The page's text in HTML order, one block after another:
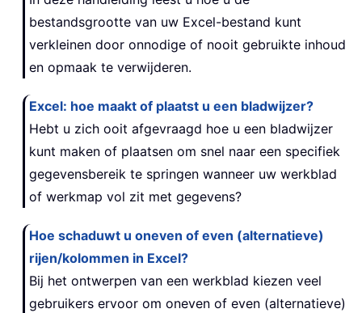
bestandsgrootte van uw Excel-bestand kunt
verkleinen door onnodige of nooit gebruikte inhoud
en opmaak te verwijderen.
Excel: hoe maakt of plaatst u een bladwijzer?
Hebt u zich ooit afgevraagd hoe u een bladwijzer
kunt maken of plaatsen om snel naar een specifiek
gegevensbereik te springen wanneer uw werkblad
of werkmap vol zit met gegevens?
Hoe schaduwt u oneven of even (alternatieve)
rijen/kolommen in Excel?
Bij het ontwerpen van een werkblad kiezen veel
gebruikers ervoor om oneven of even (alternatieve)